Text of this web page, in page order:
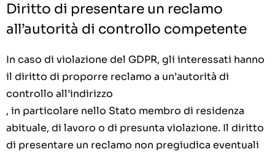
Diritto di presentare un reclamo
all’autorità di controllo competente
In caso di violazione del GDPR, gli interessati hanno
il diritto di proporre reclamo a un’autorità di
controllo all’indirizzo
, in particolare nello Stato membro di residenza
abituale, di lavoro o di presunta violazione. Il diritto
di presentare un reclamo non pregiudica eventuali